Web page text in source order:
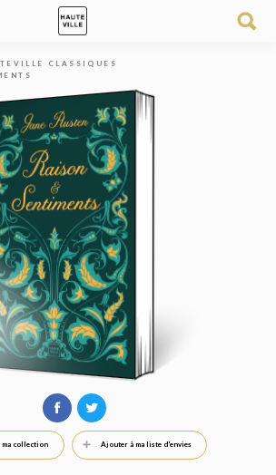
CLASSIQUES
collection Ajouter à ma liste d'envies